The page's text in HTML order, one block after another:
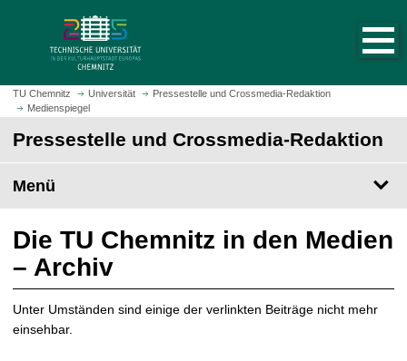
m
H
t
s
i
e
a
u
f
r
u
f
e
TU Chemnitz Universität
Pressestelle und Crossmedia-Redaktion
Medienspiegel
Pressestelle und Crossmedia-Redaktion
Menü
Die TU Chemnitz in den Medien
– Archiv
Unter Umständen sind einige der verlinkten Beiträge nicht mehr
einsehbar.